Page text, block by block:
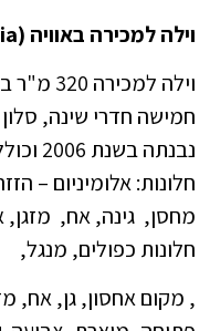
וילה למכירה באוויה (Evia), יוון
חלונות: אלומיניום –
מחסן, גינה, אח,
חלונות כפולים, מנגל,
, מקום אחסון, גן, אח,